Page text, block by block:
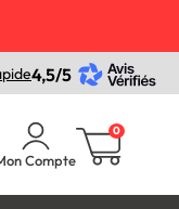
4,5/5
Compte
0